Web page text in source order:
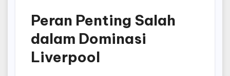
Peran Penting Salah
dalam Dominasi
Liverpool